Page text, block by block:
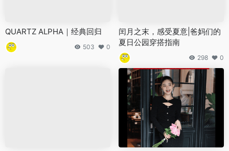
QUARTZ ALPHA｜经典回归
503 0
闰月之末，感受夏意|爸妈们的
夏日公园穿搭指南
298 0